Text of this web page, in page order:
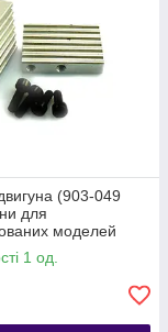
(903-049
для
моделей
1 од.